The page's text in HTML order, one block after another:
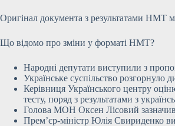
Оригінал документа з результатами НМТ
Що відомо про зміни у форматі НМТ?
Народні депутати виступили з
Українське суспільство розгорнуло
Керівниця Українського центру
тесту, поряд з результатами з
Голова МОН Оксен Лісовий
Прем’єр-міністр Юлія Свириденко